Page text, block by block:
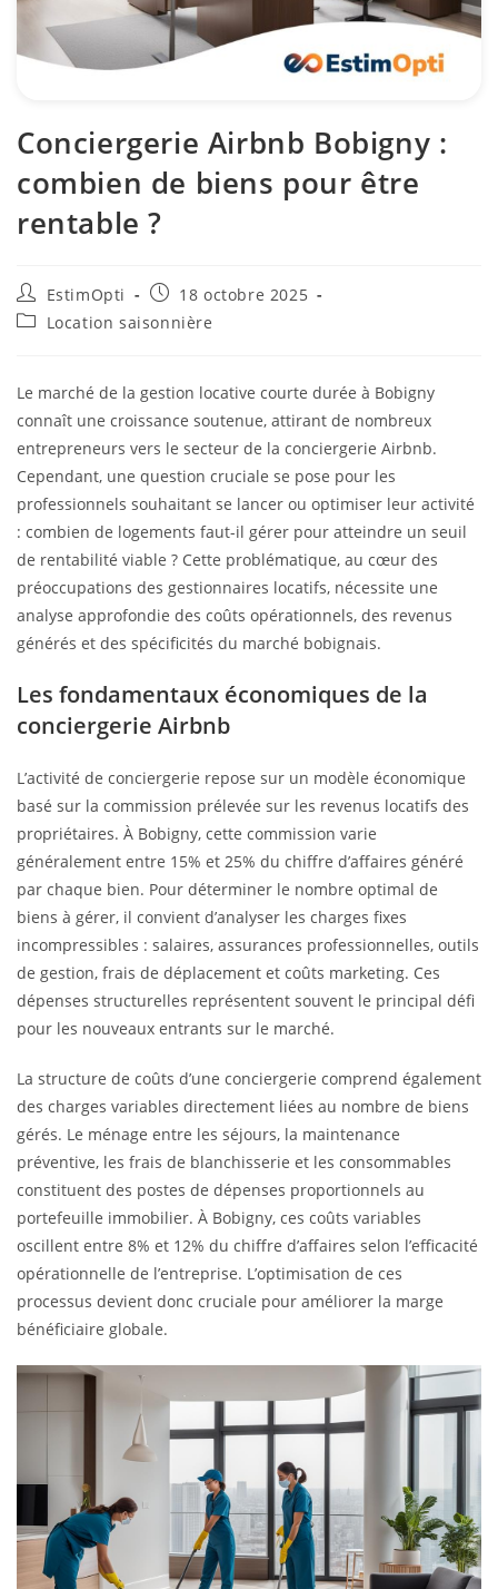
Conciergerie Airbnb Bobigny :
combien de biens pour être
rentable ?
EstimOpti
18 octobre 2025
Location saisonnière
Le marché de la gestion locative courte durée à Bobigny
connaît une croissance soutenue, attirant de nombreux
entrepreneurs vers le secteur de la conciergerie Airbnb.
Cependant, une question cruciale se pose pour les
professionnels souhaitant se lancer ou optimiser leur activité
: combien de logements faut-il gérer pour atteindre un seuil
de rentabilité viable ? Cette problématique, au cœur des
préoccupations des gestionnaires locatifs, nécessite une
analyse approfondie des coûts opérationnels, des revenus
générés et des spécificités du marché bobignais.
Les fondamentaux économiques de la
conciergerie Airbnb
L’activité de conciergerie repose sur un modèle économique
basé sur la commission prélevée sur les revenus locatifs des
propriétaires. À Bobigny, cette commission varie
généralement entre 15% et 25% du chiffre d’affaires généré
par chaque bien. Pour déterminer le nombre optimal de
biens à gérer, il convient d’analyser les charges fixes
incompressibles : salaires, assurances professionnelles, outils
de gestion, frais de déplacement et coûts marketing. Ces
dépenses structurelles représentent souvent le principal défi
pour les nouveaux entrants sur le marché.
La structure de coûts d’une conciergerie comprend également
des charges variables directement liées au nombre de biens
gérés. Le ménage entre les séjours, la maintenance
préventive, les frais de blanchisserie et les consommables
constituent des postes de dépenses proportionnels au
portefeuille immobilier. À Bobigny, ces coûts variables
oscillent entre 8% et 12% du chiffre d’affaires selon l’efficacité
opérationnelle de l’entreprise. L’optimisation de ces
processus devient donc cruciale pour améliorer la marge
bénéficiaire globale.